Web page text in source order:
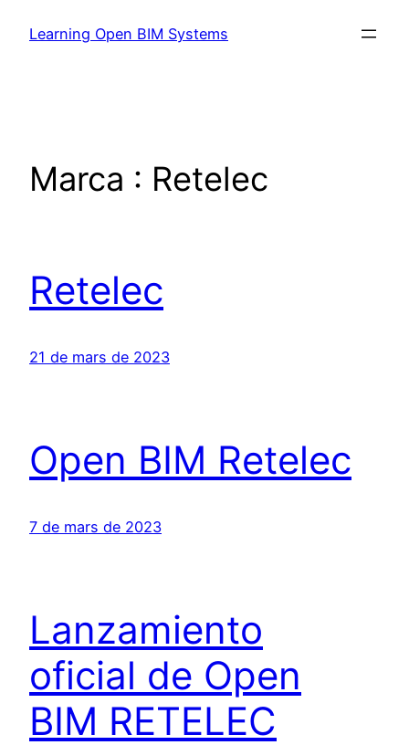
Learning Open BIM Systems
Marca : Retelec
Retelec
21 de mars de 2023
Open BIM Retelec
7 de mars de 2023
Lanzamiento
oficial de Open
BIM RETELEC